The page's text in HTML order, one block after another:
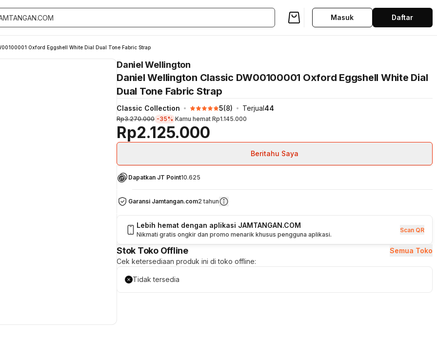
Masuk Daftar
Oxford Eggshell White Dial Dual Tone Fabric Strap
Daniel Wellington
Daniel Wellington Classic DW00100001 Oxford Eggshell White Dial
Dual Tone Fabric Strap
Classic Collection 5(8) Terjual44
Rp2.125.000
Rp3.270.000 -35% Kamu hemat Rp1.145.000
Beritahu Saya
Dapatkan JT Point10.625
Garansi Jamtangan.com2 tahun
Lebih hemat dengan aplikasi JAMTANGAN.COM
Nikmati gratis ongkir dan promo menarik khusus pengguna aplikasi.
Scan QR
Stok Toko Offline
Semua Toko
Cek ketersediaan produk ini di toko offline:
Tidak tersedia